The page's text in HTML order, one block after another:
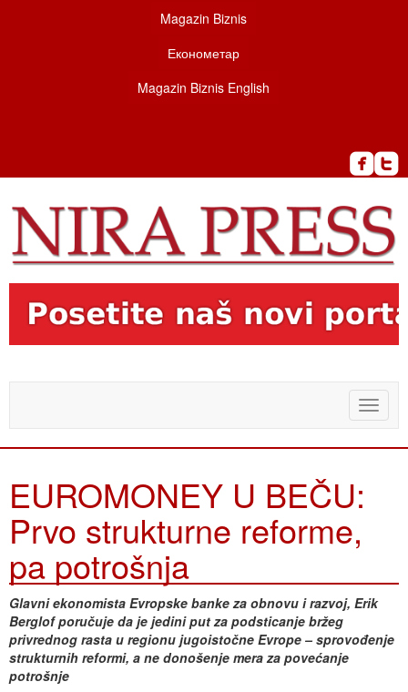
Magazin Biznis
Економетар
Magazin Biznis English
Toggle
EUROMONEY U BEČU:
Prvo strukturne reforme,
pa potrošnja
Glavni ekonomista Evropske banke za obnovu i razvoj, Erik
Berglof poručuje da je jedini put za podsticanje bržeg
privrednog rasta u regionu jugoistočne Evrope – sprovođenje
strukturnih reformi, a ne donošenje mera za povećanje
potrošnje